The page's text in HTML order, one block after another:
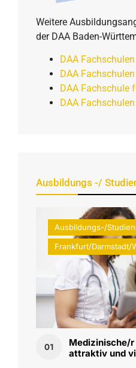
Weitere
der DAA Baden-
DAA
DAA
DAA Fachschule
DAA
Ausbildungs -/
Ausbildungs-/
Frankfurt/Darmstadt/
01
Medizinische/
attraktiv und